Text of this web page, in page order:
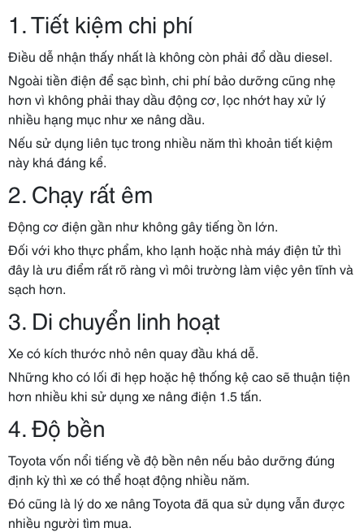
1. Tiết kiệm chi phí
Điều dễ nhận thấy nhất là không còn phải đổ dầu diesel.
Ngoài tiền điện để sạc bình, chi phí bảo dưỡng cũng nhẹ
hơn vì không phải thay dầu động cơ, lọc nhớt hay xử lý
nhiều hạng mục như xe nâng dầu.
Nếu sử dụng liên tục trong nhiều năm thì khoản tiết kiệm
này khá đáng kể.
2. Chạy rất êm
Động cơ điện gần như không gây tiếng ồn lớn.
Đối với kho thực phẩm, kho lạnh hoặc nhà máy điện tử thì
đây là ưu điểm rất rõ ràng vì môi trường làm việc yên tĩnh và
sạch hơn.
3. Di chuyển linh hoạt
Xe có kích thước nhỏ nên quay đầu khá dễ.
Những kho có lối đi hẹp hoặc hệ thống kệ cao sẽ thuận tiện
hơn nhiều khi sử dụng xe nâng điện 1.5 tấn.
4. Độ bền
Toyota vốn nổi tiếng về độ bền nên nếu bảo dưỡng đúng
định kỳ thì xe có thể hoạt động nhiều năm.
Đó cũng là lý do xe nâng Toyota đã qua sử dụng vẫn được
nhiều người tìm mua.